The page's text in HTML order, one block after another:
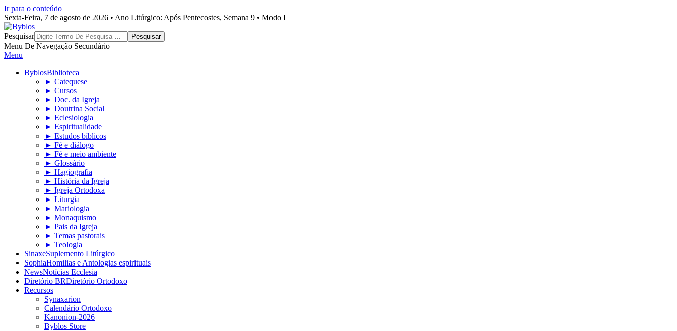
Ir para o conteúdo
Sexta-Feira, 7 de agosto de 2026 • Ano Litúrgico: Após Pentecostes, Semana 9 • Modo I
Byblos
Pesquisar
Menu De Navegação Secundário
Menu
ByblosBiblioteca
► Catequese
► Cursos
► Doc. da Igreja
► Doutrina Social
► Eclesiologia
► Espiritualidade
► Estudos bíblicos
► Fé e diálogo
► Fé e meio ambiente
► Glossário
► Hagiografia
► História da Igreja
► Igreja Ortodoxa
► Liturgia
► Mariologia
► Monaquismo
► Pais da Igreja
► Temas pastorais
► Teologia
SinaxeSuplemento Litúrgico
SophiaHomilias e Antologias espirituais
NewsNotícias Ecclesia
Diretório BRDiretório Ortodoxo
Recursos
Synaxarion
Calendário Ortodoxo
Kanonion-2026
Byblos Store